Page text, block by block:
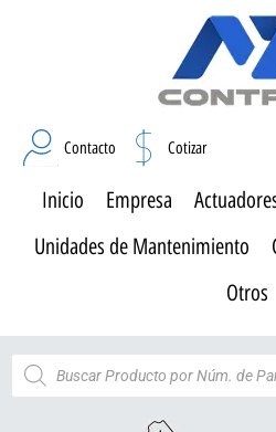
Contacto Cotizar
Inicio Empresa
Unidades de Mantenimiento
Otros